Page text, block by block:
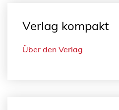
Verlag kompakt
Über den Verlag